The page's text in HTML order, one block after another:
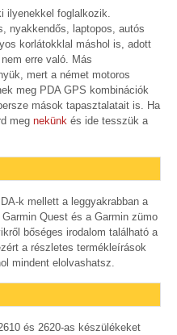
ilyenekkel foglalkozik.
nyakkendős, laptopos, autós
korlátokklal máshol is, adott
erre való. Más
mert a német motoros
meg PDA GPS kombinációk
mások tapasztalatait is. Ha
meg nekünk és ide tesszük a
k mellett a leggyakrabban a
Quest és a Garmin zümo
bőséges irodalom található a
a részletes termékleírások
mindent elolvashatsz.
és 2620-as készülékeket